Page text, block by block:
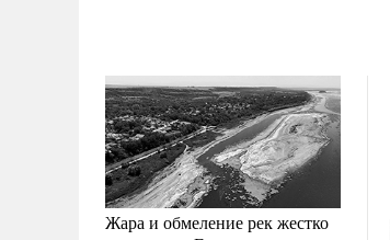
Жара и обмеление рек жестко